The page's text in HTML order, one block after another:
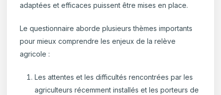
adaptées et efficaces puissent être mises en place.
Le questionnaire aborde plusieurs thèmes importants
pour mieux comprendre les enjeux de la relève
agricole :
Les attentes et les difficultés rencontrées par les
agriculteurs récemment installés et les porteurs de